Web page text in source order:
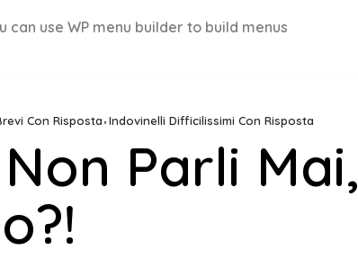
can use WP menu builder to build menus
Con Risposta Indovinelli Difficilissimi Con Risposta
Parli Mai,